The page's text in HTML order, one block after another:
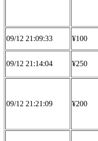
09/12 21:09:33 ¥100
09/12 21:14:04 ¥250
09/12 21:21:09 ¥200